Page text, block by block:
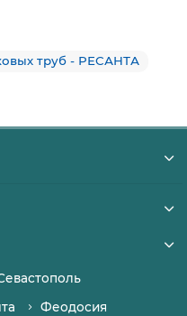
труб - РЕСАНТА
Феодосия